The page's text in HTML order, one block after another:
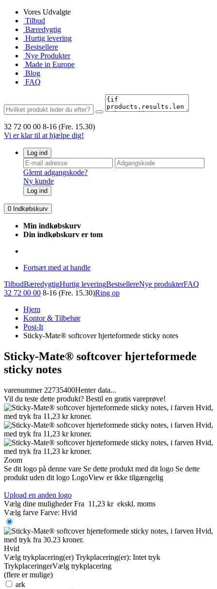
Vores Udvalgte
Tilbud
Bæredygtig
Hurtig levering
Bestsellere
Nye Produkter
Made in Europe
Blog
FAQ
32 72 00 00 8-16 (Fre. 15.30)
Vi er klar til at hjælpe dig!
Log ind
Glemt adgangskode?
Ny kunde
Log ind
0 Indkøbskurv
Min indkøbskurv
Din indkøbskurv er tom
Fortsæt med at handle
TilbudBæredygtigHurtig leveringBestsellereNye produkterFAQ
32 72 00 00 8-16 (Fre. 15.30)Ring op
Hjem
Kontor & Tilbehør
Post-It
Sticky-Mate® softcover hjerteformede sticky notes
Sticky-Mate® softcover hjerteformede
sticky notes
varenummer 22735400Henter data...
Vil du teste dette produkt? Bestil en gratis vareprøve!
Zoom
Se dit logo på denne vare Se dette produkt med dit logo Se dette
produkt uden dit logo LogoView er ikke tilgængelig
Upload en anden logo
Vælg dine muligheder Fra 11,23 kr ekskl. moms
Vælg farve Farve: Hvid
Hvid
Vælg trykplacering(er) Trykplacering(er): Intet tryk
TrykplaceringerVælg trykplacering
(flere er mulige)
ark